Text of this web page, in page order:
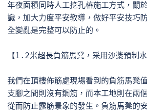
年夜面積同時人工挖孔樁施工方式，關
識，加大力度平安教導，做好平安技巧
全變亂是完整可以防止的。
【1.2米超長負筋馬凳，采用沙漿預制
我們在頂樓佈筋處現場看到的負筋馬凳
支腳之間則沒有鋼筋，而本工地則在兩
從而防止露筋景象的發生。負筋馬凳的